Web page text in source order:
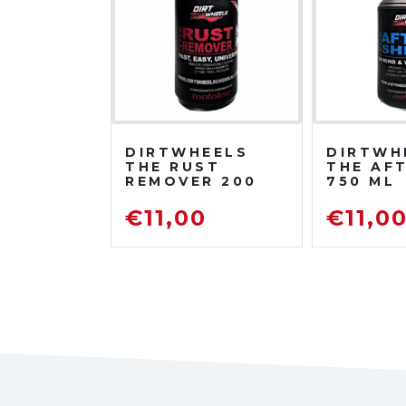
DIRTWHEELS
THE RUST
REMOVER 200
DISOSSIDANTE
RIMUOVI
€11,00
THE
750 ML
€11,00